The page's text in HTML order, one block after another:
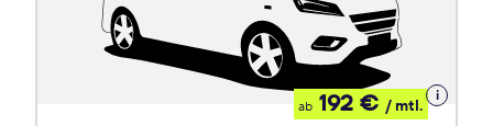
ab 192 € / mtl.
Details
zum